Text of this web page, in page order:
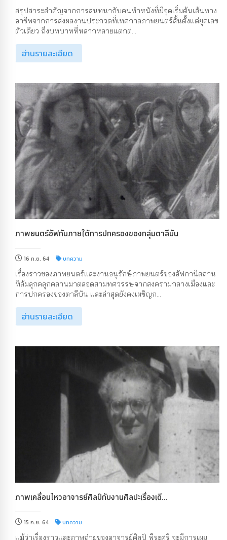
สรุปสาระสำคัญจากการสนทนากับคนทำหนังที่มีจุดเริ่มต้นเส้นทาง
อาชีพจากการส่งผลงานประกวดที่เทศกาลภาพยนตร์สั้นตั้งแต่ยุคเลข
ตัวเดียว ถึงบทบาทที่หลากหลายแตกต่...
อ่านรายละเอียด
ภาพยนตร์อัฟกันภายใต้การปกครองของกลุ่มตาลีบัน
16 ก.ย. 64 บทความ
เรื่องราวของภาพยนตร์และงานอนุรักษ์ภาพยนตร์ของอัฟกานิสถาน
ที่ล้มลุกคลุกคลานมาตลอดสามทศวรรษจากสงครามกลางเมืองและ
การปกครองของตาลีบัน และล่าสุดยังคงเผชิญก...
อ่านรายละเอียด
ภาพเคลื่อนไหวอาจารย์ศิลป์กับงานศิลปะเรื่องเดี...
15 ก.ย. 64 บทความ
แม้ว่าเรื่องราวและภาพถ่ายของอาจารย์ศิลป์ พีระศรี จะมีการเผย